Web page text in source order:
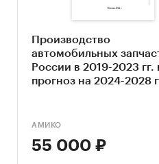
• Анализ
• Анализ потребления
• Прогнозы и выводы
Источники
статистики
• Базы данных
• Открытые источники
Производство
автомобильных
России в 2019-2023 гг.
прогноз на 2024-2028
АМИКО
55 000 ₽